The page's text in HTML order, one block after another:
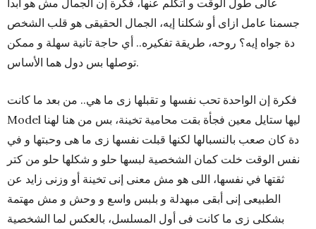
جسمنا عامل ازاى أو شكلنا إيه، الجمال الحقيقى هو قلب الشخص
دة جواه إيه؟ روحه، طريقة تفكيره.. أي حاجة تانية سهلة و ممكن
توصلها بس دول هما الأساس.
فكرة إن الواحدة تحب نفسها و تقبلها زى ما هي.. من بعد ما كانت
Model ليها ستايل معين فجأة بقت محامية تخينة، بس من هنا لهنا
دة كان صعب بالنسبالها لكنها قبلت نفسها زى ما هى وحبتها و في
نفس الوقت خلت كمان الشخصية لبسها حلو و شكلها حلو من كتر
ثقتها في نفسها، اللى هو مش معنى إنى تخينة أو وزنى زايد عن
الطبيعى إنى أبقى مبهدلة و بلبس واسع و وحش و مش مهتمة
بشكلى زى ما كانت فى أول المسلسل، بالعكس لما الشخصية